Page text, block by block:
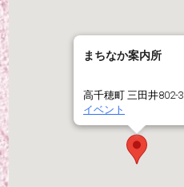
まちなか案内所
高千穂町 三田井802-3
イベント